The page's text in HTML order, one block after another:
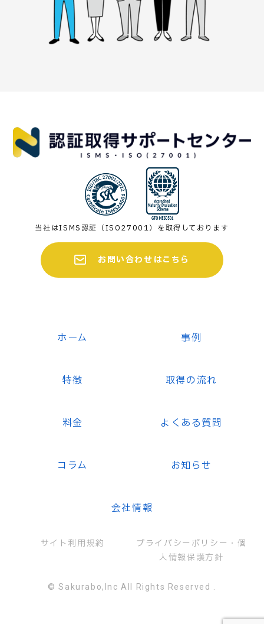
当社はISMS認証（ISO27001）を取得しております
お問い合わせはこちら
ホーム 事例
特徴 取得の流れ
料金 よくある質問
コラム お知らせ
会社情報
サイト利用規約
プライバシーポリシー・個
人情報保護方針
© Sakurabo,Inc All Rights Reserved .